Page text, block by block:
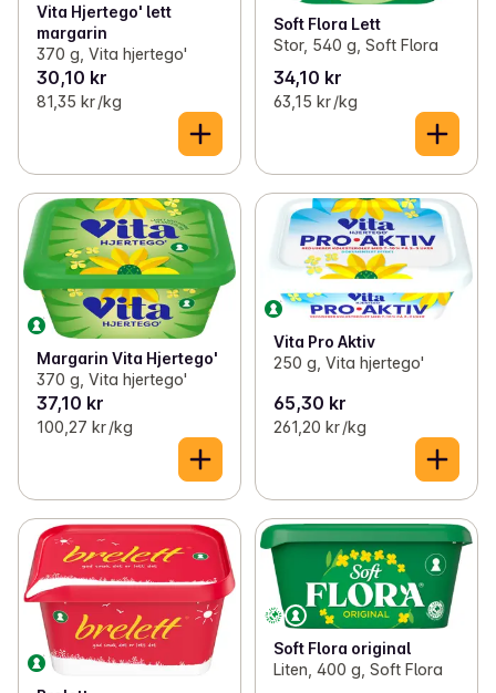
Vita Hjertego' lett
margarin
370 g, Vita hjertego'
30,10 kr
81,35 kr /kg
Soft Flora Lett
Stor, 540 g, Soft Flora
34,10 kr
63,15 kr /kg
Margarin Vita Hjertego'
370 g, Vita hjertego'
37,10 kr
100,27 kr /kg
Vita Pro Aktiv
250 g, Vita hjertego'
65,30 kr
261,20 kr /kg
Soft Flora original
Liten, 400 g, Soft Flora